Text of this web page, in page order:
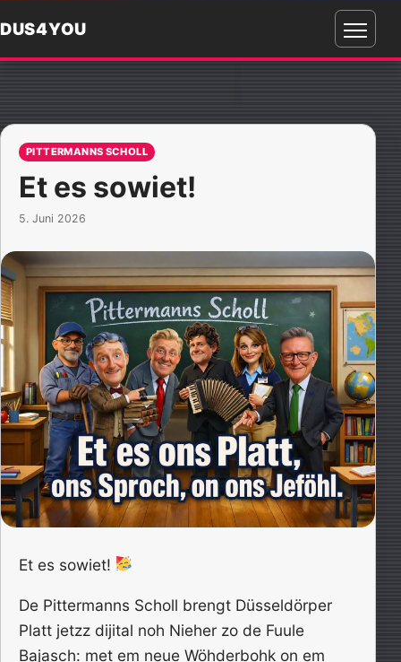
DUS4YOU
Menü
PITTERMANNS SCHOLL
Et es sowiet!
5. Juni 2026
Et es sowiet!
De Pittermanns Scholl brengt Düsseldörper
Platt jetzz dijital noh Nieher zo de Fuule
Bajasch: met em neue Wöhderbohk on em